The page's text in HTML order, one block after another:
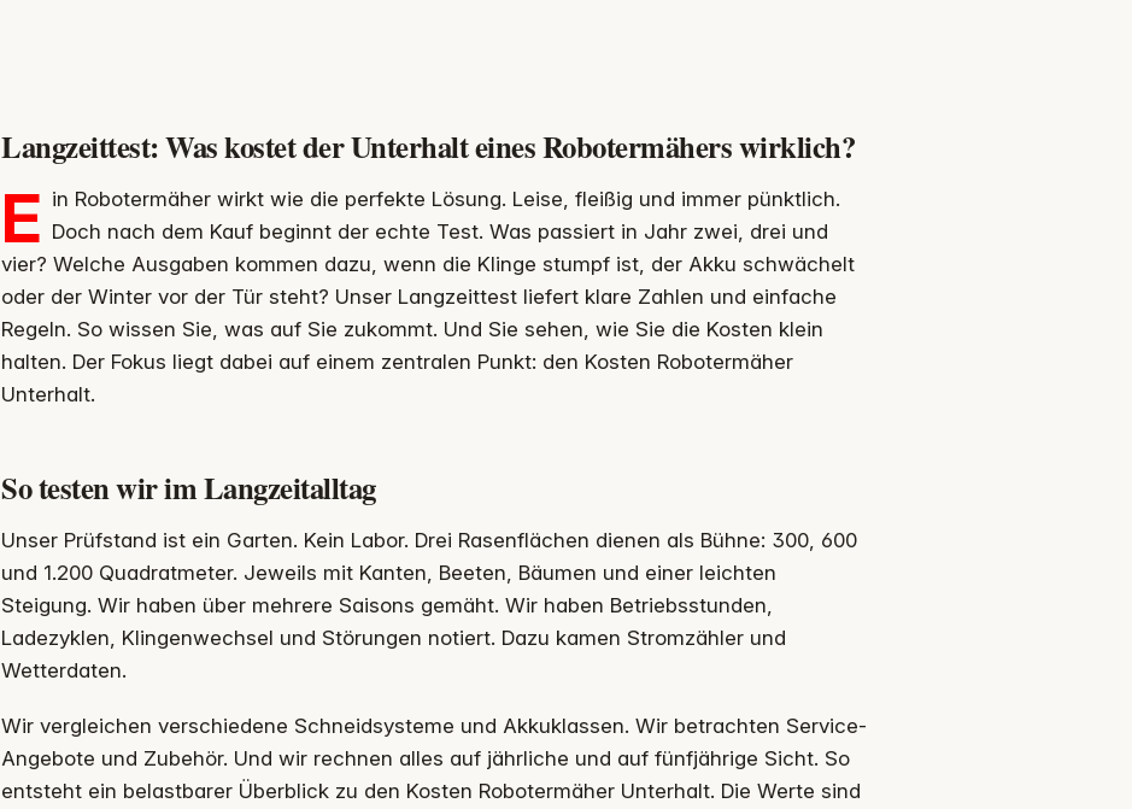
Langzeittest: Was kostet der Unterhalt eines Robotermähers wirklich?
E in Robotermäher wirkt wie die perfekte Lösung. Leise, fleißig und immer pünktlich.
Doch nach dem Kauf beginnt der echte Test. Was passiert in Jahr zwei, drei und
vier? Welche Ausgaben kommen dazu, wenn die Klinge stumpf ist, der Akku schwächelt
oder der Winter vor der Tür steht? Unser Langzeittest liefert klare Zahlen und einfache
Regeln. So wissen Sie, was auf Sie zukommt. Und Sie sehen, wie Sie die Kosten klein
halten. Der Fokus liegt dabei auf einem zentralen Punkt: den Kosten Robotermäher
Unterhalt.
So testen wir im Langzeitalltag
Unser Prüfstand ist ein Garten. Kein Labor. Drei Rasenflächen dienen als Bühne: 300, 600
und 1.200 Quadratmeter. Jeweils mit Kanten, Beeten, Bäumen und einer leichten
Steigung. Wir haben über mehrere Saisons gemäht. Wir haben Betriebsstunden,
Ladezyklen, Klingenwechsel und Störungen notiert. Dazu kamen Stromzähler und
Wetterdaten.
Wir vergleichen verschiedene Schneidsysteme und Akkuklassen. Wir betrachten Service-
Angebote und Zubehör. Und wir rechnen alles auf jährliche und auf fünfjährige Sicht. So
entsteht ein belastbarer Überblick zu den Kosten Robotermäher Unterhalt. Die Werte sind